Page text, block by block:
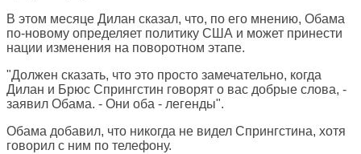
В этом месяце Дилан сказал, что, по его мнению, Обама
по-новому определяет политику США и может принести
нации изменения на поворотном этапе.
"Должен сказать, что это просто замечательно, когда
Дилан и Брюс Спрингстин говорят о вас добрые слова, -
заявил Обама. - Они оба - легенды".
Обама добавил, что никогда не видел Спрингстина, хотя
говорил с ним по телефону.